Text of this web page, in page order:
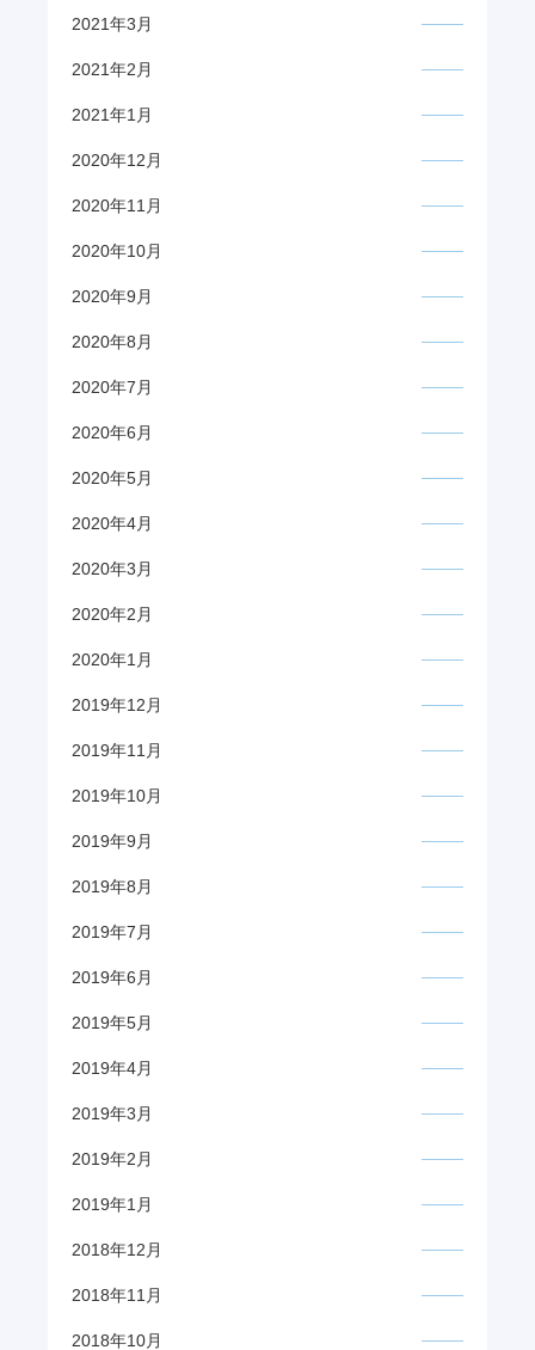
2021年3月
2021年2月
2021年1月
2020年12月
2020年11月
2020年10月
2020年9月
2020年8月
2020年7月
2020年6月
2020年5月
2020年4月
2020年3月
2020年2月
2020年1月
2019年12月
2019年11月
2019年10月
2019年9月
2019年8月
2019年7月
2019年6月
2019年5月
2019年4月
2019年3月
2019年2月
2019年1月
2018年12月
2018年11月
2018年10月